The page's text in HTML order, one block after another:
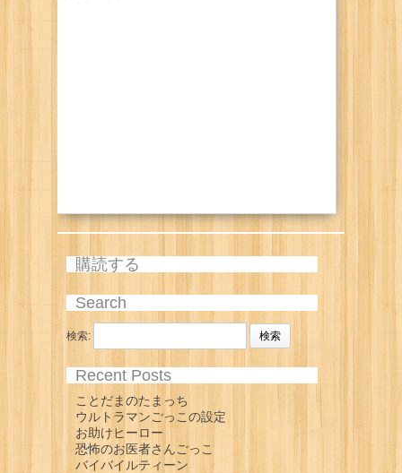
購読する
Search
検索:
Recent Posts
ことだまのたまっち
ウルトラマンごっこの設定
お助けヒーロー
恐怖のお医者さんごっこ
バイバイルティーン